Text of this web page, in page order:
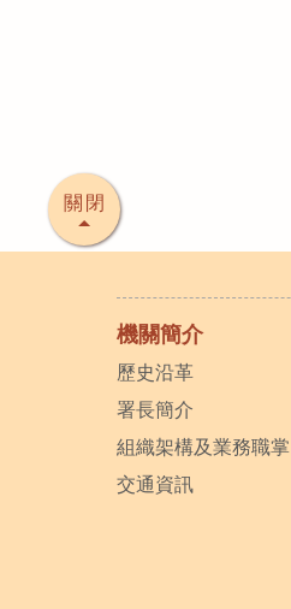
關閉
機關簡介
歷史沿革
署長簡介
組織架構及業務職掌
交通資訊